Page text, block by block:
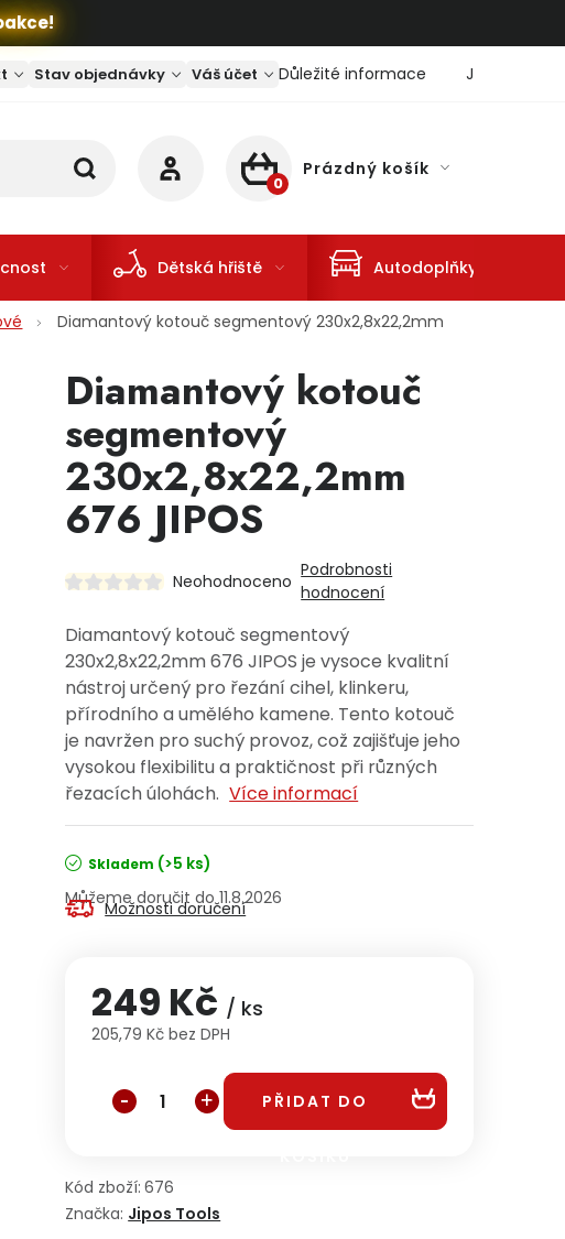
Stav objednávky Váš účet Důležité informace Jaký je
NÁKUPNÍ KOŠÍK
Prázdný košík
Dětská hřiště Autodoplňky
Diamantový kotouč segmentový 230x2,8x22,2mm
Diamantový kotouč
segmentový
230x2,8x22,2mm
676 JIPOS
Neohodnoceno
Podrobnosti
hodnocení
Diamantový kotouč segmentový
230x2,8x22,2mm 676 JIPOS je vysoce kvalitní
nástroj určený pro řezání cihel, klinkeru,
přírodního a umělého kamene. Tento kotouč
je navržen pro suchý provoz, což zajišťuje jeho
vysokou flexibilitu a praktičnost při různých
řezacích úlohách. Více informací
Skladem (>5 ks)
11.8.2026
Možnosti doručení
249 Kč / ks
205,79 Kč bez DPH
PŘIDAT DO
Kód zboží: 676
Značka: Jipos Tools